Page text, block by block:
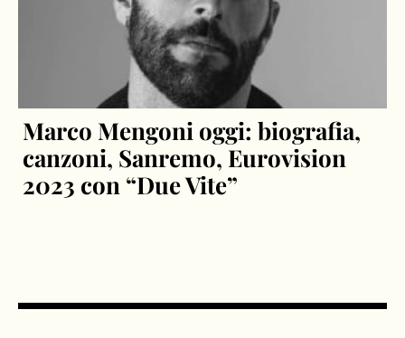
Marco Mengoni oggi: biografia,
canzoni, Sanremo, Eurovision
2023 con “Due Vite”